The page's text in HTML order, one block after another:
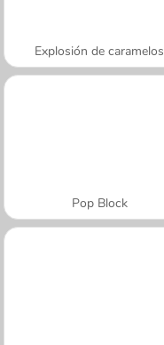
Explosión de caramelos
Pop Block